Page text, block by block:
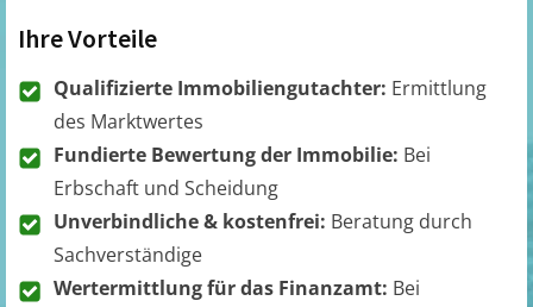
Ihre Vorteile
Qualifizierte Immobiliengutachter: Ermittlung
des Marktwertes
Fundierte Bewertung der Immobilie: Bei
Erbschaft und Scheidung
Unverbindliche & kostenfrei: Beratung durch
Sachverständige
Wertermittlung für das Finanzamt: Bei